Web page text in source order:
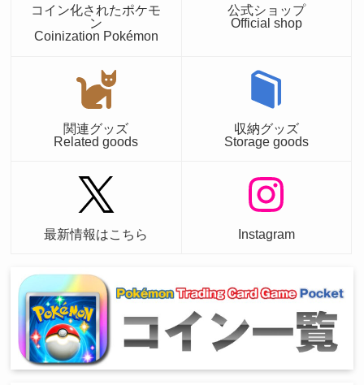
コイン化されたポケモ
ン
Coinization Pokémon
公式ショップ
Official shop
関連グッズ
Related goods
収納グッズ
Storage goods
最新情報はこちら Instagram